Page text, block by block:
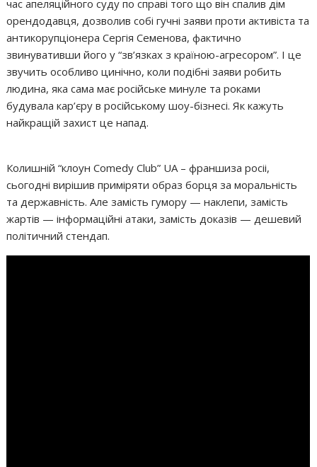
час апеляційного суду по справі того що він спалив дім
орендодавця, дозволив собі гучні заяви проти активіста та
антикорупціонера Сергія Семенова, фактично
звинувативши його у “зв’язках з країною-агресором”. І це
звучить особливо цинічно, коли подібні заяви робить
людина, яка сама має російське минуле та роками
будувала кар’єру в російському шоу-бізнесі. Як кажуть
найкращій захист це напад.
Колишній “клоун Comedy Club” UA – франшиза росіі,
сьогодні вирішив приміряти образ борця за моральність
та державність. Але замість гумору — наклепи, замість
жартів — інформаційні атаки, замість доказів — дешевий
політичний стендап.